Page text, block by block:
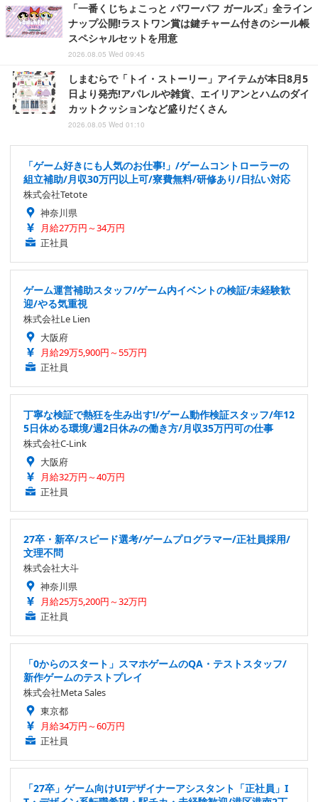
「一番くじちょこっと パワーパフ ガールズ」全ライン
ナップ公開!ラストワン賞は鍵チャーム付きのシール帳
スペシャルセットを用意
2026.08.05 Wed 09:45
しまむらで「トイ・ストーリー」アイテムが本日8月5
日より発売!アパレルや雑貨、エイリアンとハムのダイ
カットクッションなど盛りだくさん
2026.08.05 Wed 01:10
「ゲーム好きにも人気のお仕事!」/ゲームコントローラーの
組立補助/月収30万円以上可/寮費無料/研修あり/日払い対応
株式会社Tetote
神奈川県
月給27万円～34万円
正社員
ゲーム運営補助スタッフ/ゲーム内イベントの検証/未経験歓
迎/やる気重視
株式会社Le Lien
大阪府
月給29万5,900円～55万円
正社員
丁寧な検証で熱狂を生み出す!/ゲーム動作検証スタッフ/年12
5日休める環境/週2日休みの働き方/月収35万円可の仕事
株式会社C-Link
大阪府
月給32万円～40万円
正社員
27卒・新卒/スピード選考/ゲームプログラマー/正社員採用/
文理不問
株式会社大斗
神奈川県
月給25万5,200円～32万円
正社員
「0からのスタート」スマホゲームのQA・テストスタッフ/
新作ゲームのテストプレイ
株式会社Meta Sales
東京都
月給34万円～60万円
正社員
「27卒」ゲーム向けUIデザイナーアシスタント「正社員」I